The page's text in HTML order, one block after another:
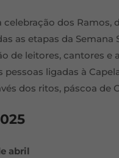
dos Ramos,
as etapas da
de leitores, cantores e
pessoas ligadas à
dos ritos, páscoa de
abril